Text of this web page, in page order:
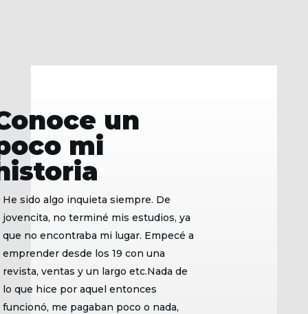
un
mi
He sido algo inquieta siempre. De
jovencita, no terminé mis estudios, ya
que no encontraba mi lugar. Empecé a
emprender desde los 19 con una
revista, ventas y un largo etc.Nada de
lo que hice por aquel entonces
funcionó, me pagaban poco o nada,